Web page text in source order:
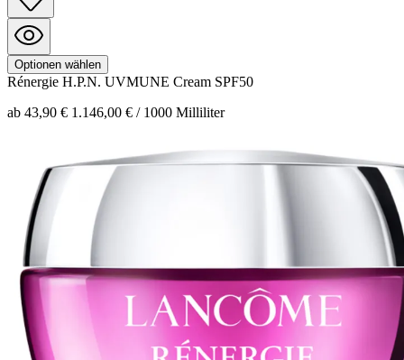
Optionen wählen
Rénergie H.P.N. UVMUNE Cream SPF50
ab 43,90 € 1.146,00 € / 1000 Milliliter